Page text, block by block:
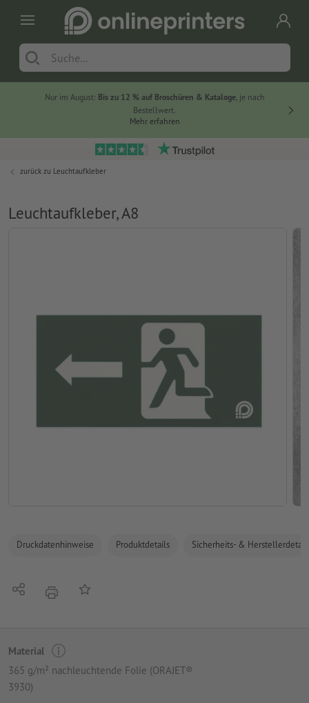
Nur im August: Bis zu 12 % auf Broschüren & Kataloge, je nach
Bestellwert.
Mehr erfahren
zurück zu Leuchtaufkleber
Leuchtaufkleber, A8
Druckdatenhinweise Produktdetails Sicherheits- &
Teilen DruckenAuf die Merkliste
Material
365 g/m² nachleuchtende Folie (ORAJET®
3930)